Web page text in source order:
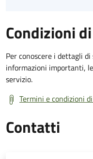
Condizioni
Per conoscere i dettagli
informazioni importanti,
servizio.
Termini e condizioni
Contatti